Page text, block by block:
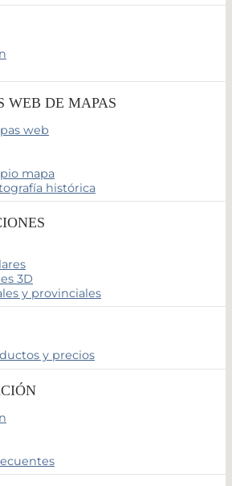
WEB DE MAPAS
web
mapa
histórica
3D
y provinciales
y precios